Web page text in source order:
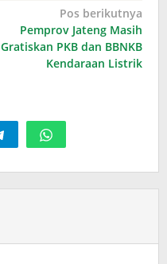
Pos berikutnya
Pemprov Jateng Masih
Gratiskan PKB dan BBNKB
Kendaraan Listrik